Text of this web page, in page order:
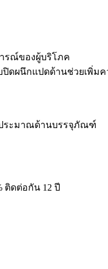
ารณ์ของผู้บริโภค
ผนึกแปดด้านช่วยเพิ่มค
ประมาณด้านบรรจุภัณฑ์
ติดต่อกัน 12 ปี